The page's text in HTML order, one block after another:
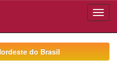
do Brasil